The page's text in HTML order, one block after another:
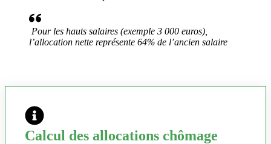
Pour les hauts salaires (exemple 3 000 euros),
l’allocation nette représente 64% de l’ancien salaire
Calcul des allocations chômage